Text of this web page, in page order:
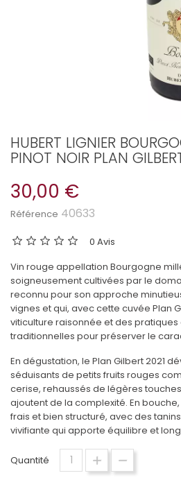
HUBERT LIGNIER
PINOT NOIR PLAN
30,00 €
Référence 40633
0 Avis
Vin rouge appellation Bourgogne
soigneusement cultivées par le
reconnu pour son approche
vignes et qui, avec cette cuvée Plan
viticulture raisonnée et des pratiques
traditionnelles pour préserver le
En dégustation, le Plan Gilbert 2021
séduisants de petits fruits rouges
cerise, rehaussés de légères
ajoutent de la complexité. En
frais et bien structuré, avec des
vivifiante qui apporte équilibre et
Quantité